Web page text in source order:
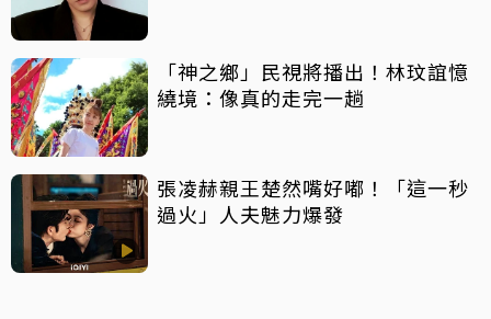
「神之鄉」民視將播出！林玟誼憶
繞境：像真的走完一趟
張凌赫親王楚然嘴好嘟！「這一秒
過火」人夫魅力爆發